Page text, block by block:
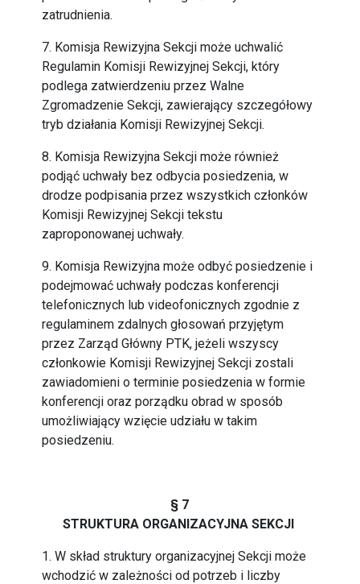
zatrudnienia.
7. Komisja Rewizyjna Sekcji może uchwalić
Regulamin Komisji Rewizyjnej Sekcji, który
podlega zatwierdzeniu przez Walne
Zgromadzenie Sekcji, zawierający szczegółowy
tryb działania Komisji Rewizyjnej Sekcji.
8. Komisja Rewizyjna Sekcji może również
podjąć uchwały bez odbycia posiedzenia, w
drodze podpisania przez wszystkich członków
Komisji Rewizyjnej Sekcji tekstu
zaproponowanej uchwały.
9. Komisja Rewizyjna może odbyć posiedzenie i
podejmować uchwały podczas konferencji
telefonicznych lub videofonicznych zgodnie z
regulaminem zdalnych głosowań przyjętym
przez Zarząd Główny PTK, jeżeli wszyscy
członkowie Komisji Rewizyjnej Sekcji zostali
zawiadomieni o terminie posiedzenia w formie
konferencji oraz porządku obrad w sposób
umożliwiający wzięcie udziału w takim
posiedzeniu.
§ 7
STRUKTURA ORGANIZACYJNA SEKCJI
1. W skład struktury organizacyjnej Sekcji może
wchodzić w zależności od potrzeb i liczby